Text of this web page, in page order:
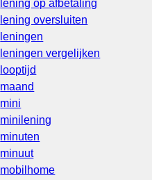
lening op afbetaling
lening oversluiten
leningen
leningen vergelijken
looptijd
maand
mini
minilening
minuten
minuut
mobilhome